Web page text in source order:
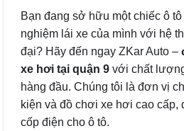
Bạn đang sở hữu một chiếc ô
nghiệm lái xe của mình với hệ
đại? Hãy đến ngay ZKar Auto –
xe hơi tại quận 9 với chất
hàng đầu. Chúng tôi là đơn vị
kiện và đồ chơi xe hơi cao cấp,
cốp điện cho ô tô.